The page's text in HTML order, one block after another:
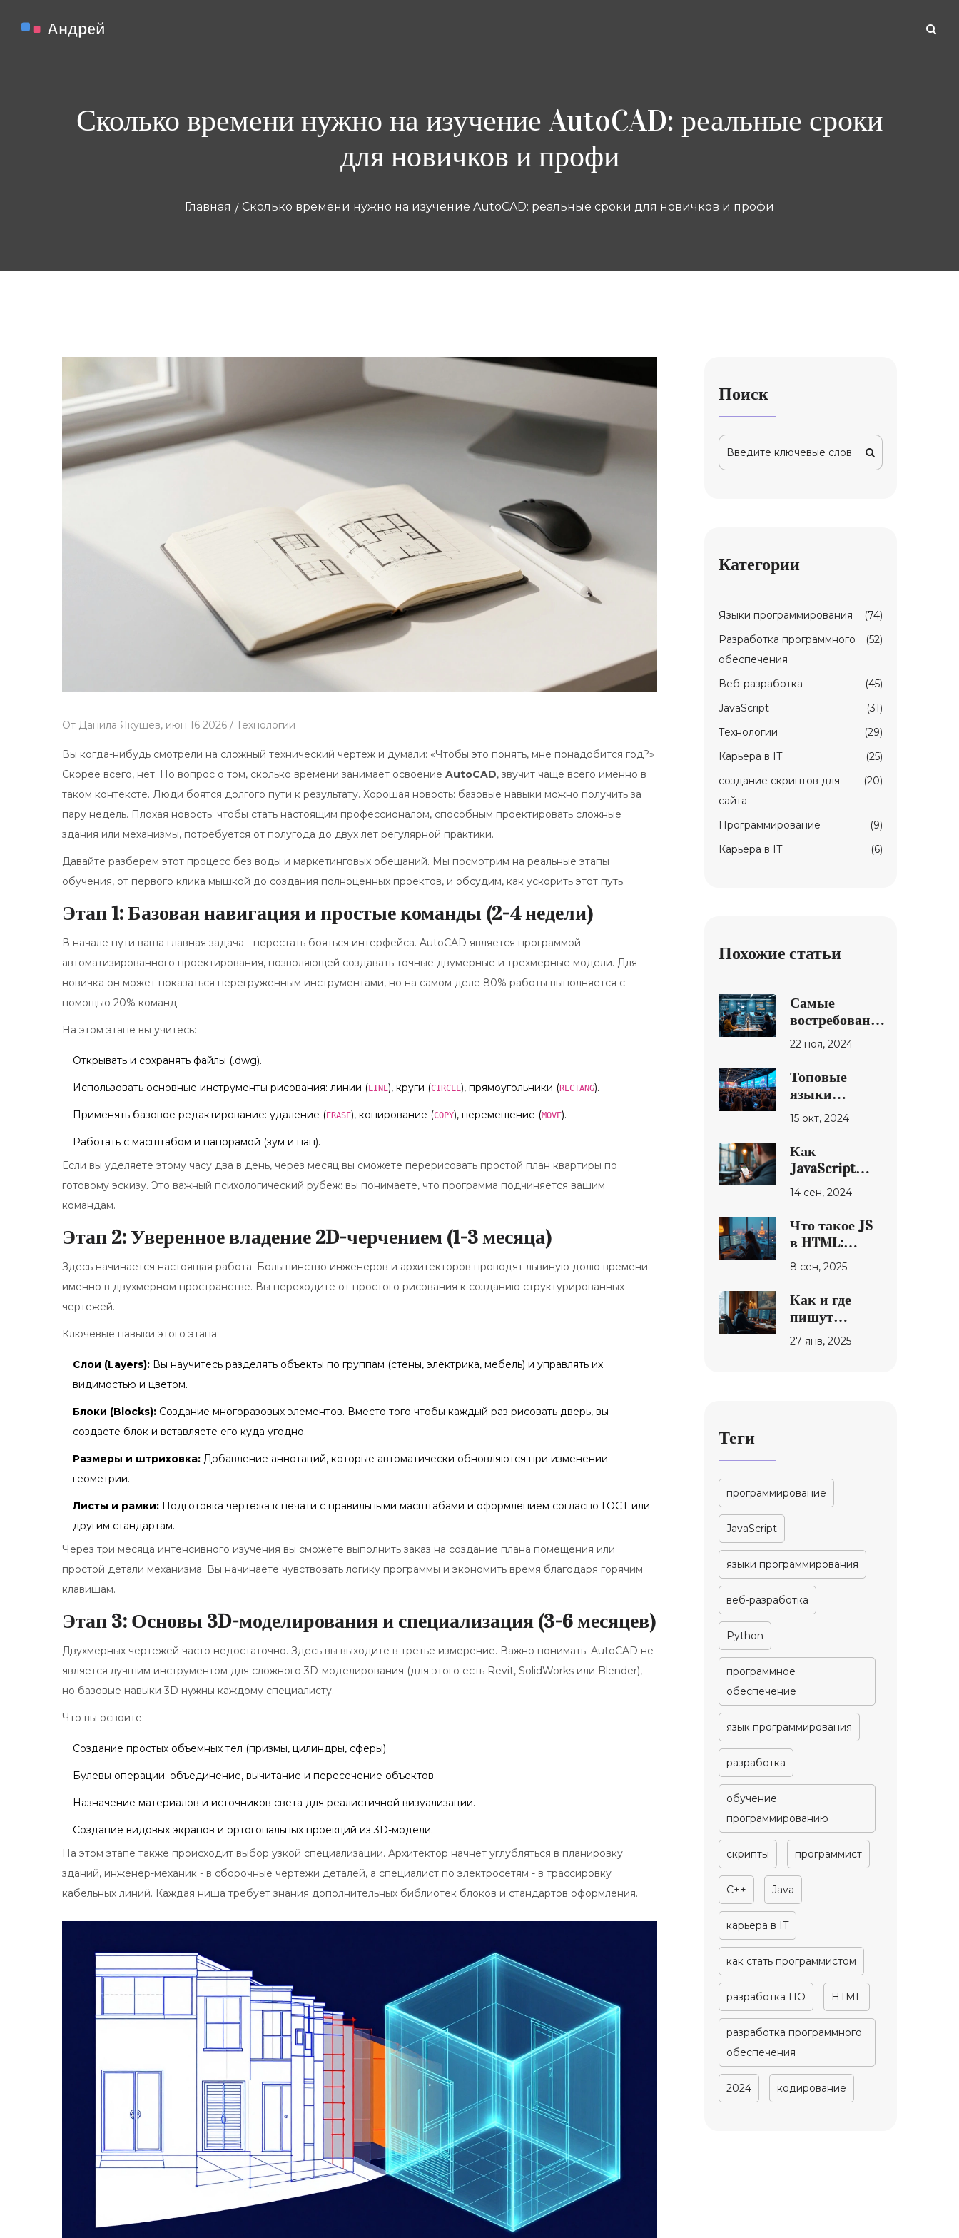
Сколько времени нужно на изучение AutoCAD: реальные сроки
для новичков и профи
Главная Сколько времени нужно на изучение AutoCAD: реальные сроки для новичков и профи
От Данила Якушев, июн 16 2026 / Технологии
Вы когда-нибудь смотрели на сложный технический чертеж и думали: «Чтобы это понять, мне понадобится год?»
Скорее всего, нет. Но вопрос о том, сколько времени занимает освоение AutoCAD, звучит чаще всего именно в
таком контексте. Люди боятся долгого пути к результату. Хорошая новость: базовые навыки можно получить за
пару недель. Плохая новость: чтобы стать настоящим профессионалом, способным проектировать сложные
здания или механизмы, потребуется от полугода до двух лет регулярной практики.
Давайте разберем этот процесс без воды и маркетинговых обещаний. Мы посмотрим на реальные этапы
обучения, от первого клика мышкой до создания полноценных проектов, и обсудим, как ускорить этот путь.
Этап 1: Базовая навигация и простые команды (2-4 недели)
В начале пути ваша главная задача - перестать бояться интерфейса. AutoCAD является программой
автоматизированного проектирования, позволяющей создавать точные двумерные и трехмерные модели. Для
новичка он может показаться перегруженным инструментами, но на самом деле 80% работы выполняется с
помощью 20% команд.
На этом этапе вы учитесь:
Открывать и сохранять файлы (.dwg).
Использовать основные инструменты рисования: линии (LINE), круги (CIRCLE), прямоугольники (RECTANG).
Применять базовое редактирование: удаление (ERASE), копирование (COPY), перемещение (MOVE).
Работать с масштабом и панорамой (зум и пан).
Если вы уделяете этому часу два в день, через месяц вы сможете перерисовать простой план квартиры по
готовому эскизу. Это важный психологический рубеж: вы понимаете, что программа подчиняется вашим
командам.
Этап 2: Уверенное владение 2D-черчением (1-3 месяца)
Здесь начинается настоящая работа. Большинство инженеров и архитекторов проводят львиную долю времени
именно в двухмерном пространстве. Вы переходите от простого рисования к созданию структурированных
чертежей.
Ключевые навыки этого этапа:
Слои (Layers): Вы научитесь разделять объекты по группам (стены, электрика, мебель) и управлять их
видимостью и цветом.
Блоки (Blocks): Создание многоразовых элементов. Вместо того чтобы каждый раз рисовать дверь, вы
создаете блок и вставляете его куда угодно.
Размеры и штриховка: Добавление аннотаций, которые автоматически обновляются при изменении
геометрии.
Листы и рамки: Подготовка чертежа к печати с правильными масштабами и оформлением согласно ГОСТ или
другим стандартам.
Через три месяца интенсивного изучения вы сможете выполнить заказ на создание плана помещения или
простой детали механизма. Вы начинаете чувствовать логику программы и экономить время благодаря горячим
клавишам.
Этап 3: Основы 3D-моделирования и специализация (3-6 месяцев)
Двухмерных чертежей часто недостаточно. Здесь вы выходите в третье измерение. Важно понимать: AutoCAD не
является лучшим инструментом для сложного 3D-моделирования (для этого есть Revit, SolidWorks или Blender),
но базовые навыки 3D нужны каждому специалисту.
Что вы освоите:
Создание простых объемных тел (призмы, цилиндры, сферы).
Булевы операции: объединение, вычитание и пересечение объектов.
Назначение материалов и источников света для реалистичной визуализации.
Создание видовых экранов и ортогональных проекций из 3D-модели.
На этом этапе также происходит выбор узкой специализации. Архитектор начнет углубляться в планировку
зданий, инженер-механик - в сборочные чертежи деталей, а специалист по электросетям - в трассировку
кабельных линий. Каждая ниша требует знания дополнительных библиотек блоков и стандартов оформления.
Поиск
Категории
Языки программирования
(74)
Разработка программного
обеспечения
(52)
Веб-разработка
(45)
JavaScript
(31)
Технологии
(29)
Карьерa в IT
(25)
создание скриптов для
сайта
(20)
Программирование
(9)
Карьера в IT
(6)
Похожие статьи
Самые
востребованные
языки
программирования
и их
особенности
22 ноя, 2024
Топовые
языки
программирования
для успешной
карьеры в IT
15 окт, 2024
Как
JavaScript
изменяет ваш
смартфон:
полезные
советы и
14 сен, 2024
Что такое JS
в HTML:
простое
объяснение,
тег script,
defer/async и
примеры
8 сен, 2025
Как и где
пишут
скрипты для
веб-сайтов:
27 янв, 2025
Теги
программирование
JavaScript
языки программирования
веб-разработка
Python
программное
обеспечение
язык программирования
разработка
обучение
программированию
скрипты программист
C++ Java
карьера в IT
как стать программистом
разработка ПО HTML
разработка программного
обеспечения
2024 кодирование